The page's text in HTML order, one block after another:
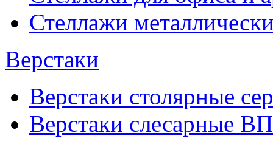
Стеллажи
Верстаки
Верстаки столярные
Верстаки слесарные ВП